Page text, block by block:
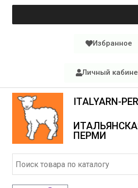
Избранное
Личный
ITALYARN-
ПЕРМИ